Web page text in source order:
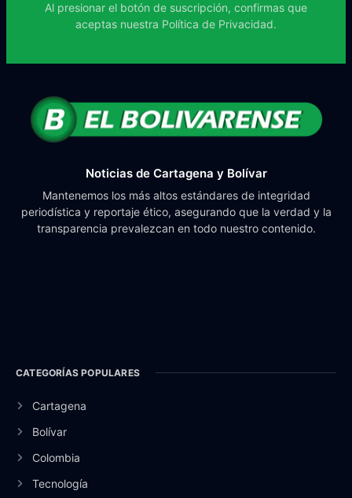
Al presionar el botón de suscripción, confirmas que
aceptas nuestra Política de Privacidad.
Noticias de Cartagena y Bolívar
Mantenemos los más altos estándares de integridad
periodística y reportaje ético, asegurando que la verdad y la
transparencia prevalezcan en todo nuestro contenido.
CATEGORÍAS POPULARES
Cartagena
Bolívar
Colombia
Tecnología